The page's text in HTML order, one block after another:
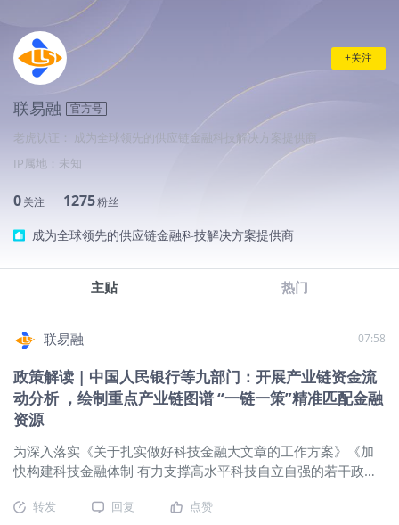
+关注
联易融 官方号
老虎认证： 成为全球领先的供应链金融科技解决方案提供商
IP属地： 未知
0关注 1275粉丝
成为全球领先的供应链金融科技解决方案提供商
主贴 热门
联易融 07:58
政策解读 | 中国人民银行等九部门：开展产业链资金流
动分析 ，绘制重点产业链图谱 “一链一策”精准匹配金融
资源
为深入落实《关于扎实做好科技金融大文章的工作方案》《加
快构建科技金融体制 有力支撑高水平科技自立自强的若干政策
行、国家发展改革委、科技部、工业和信息化部、海关总署、
转发 回复 点赞